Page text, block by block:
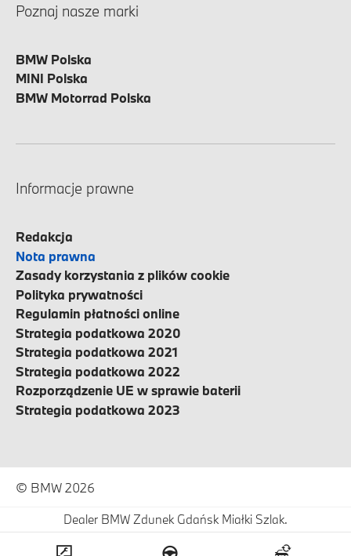
Dealer BMW Zdunek Gdańsk Miałki Szlak.
Poznaj nasze marki
BMW Polska
MINI Polska
BMW Motorrad Polska
Informacje prawne
Redakcja
Nota prawna
Zasady korzystania z plików cookie
Polityka prywatności
Regulamin płatności online
Strategia podatkowa 2020
Strategia podatkowa 2021
Strategia podatkowa 2022
Rozporządzenie UE w sprawie baterii
Strategia podatkowa 2023
© BMW 2026